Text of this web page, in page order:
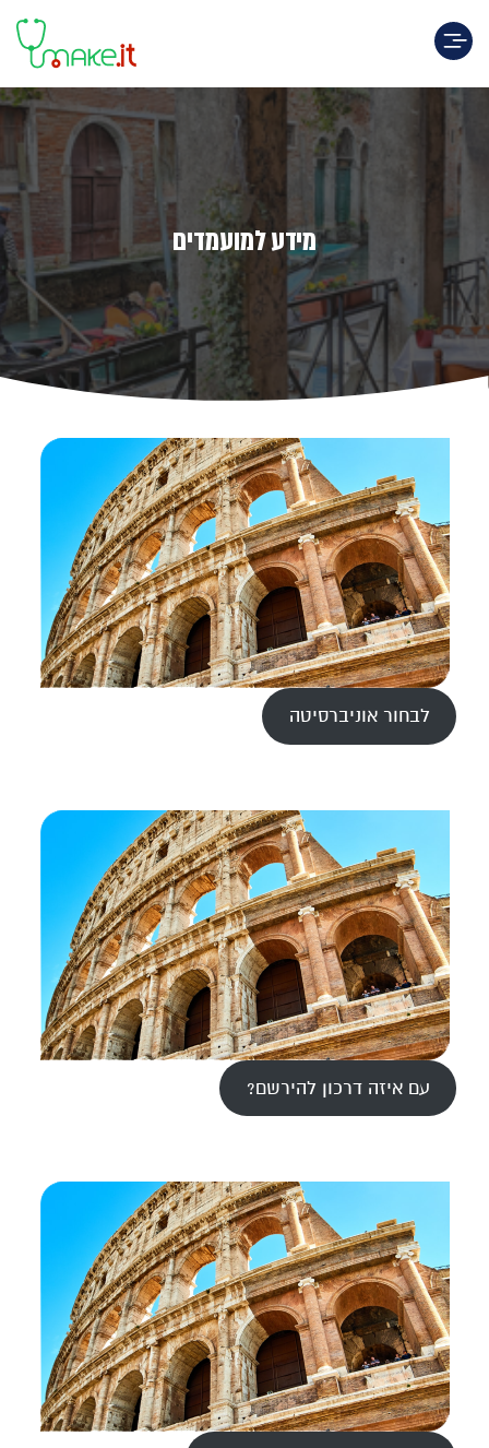
Toggle navigation
מידע למועמדים
לבחור אוניברסיטה
עם איזה דרכון להירשם?